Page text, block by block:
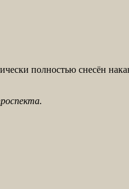
полностью снесён